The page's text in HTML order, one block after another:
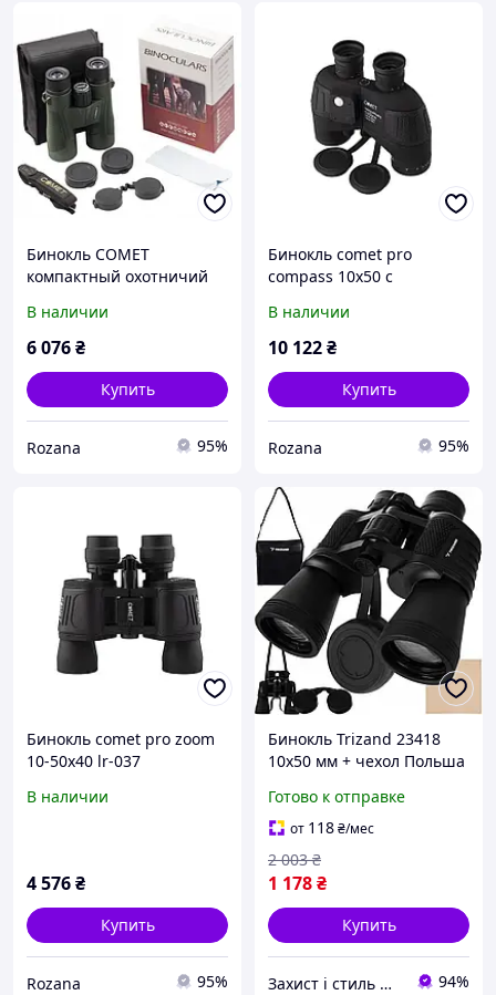
Бинокль COMET
компактный охотничий
10x42
В наличии
6 076₴
Купить
Rozana 95%
Бинокль comet pro
compass 10x50 с
lr-039b
В наличии
10 122₴
Купить
Rozana 95%
Бинокль comet pro zoom
10-50x40 lr-037
В наличии
4 576₴
Купить
Rozana 95%
Бинокль Trizand 23418
10x50 мм + чехол Польша
Готово к отправке
от 118₴/мес
1 178₴
2 003 ₴
Купить
Захист і стиль — в одному магазині 94%